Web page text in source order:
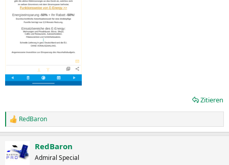
Zitieren
R
e
t
RedBaron
RedBaron
Admiral Special